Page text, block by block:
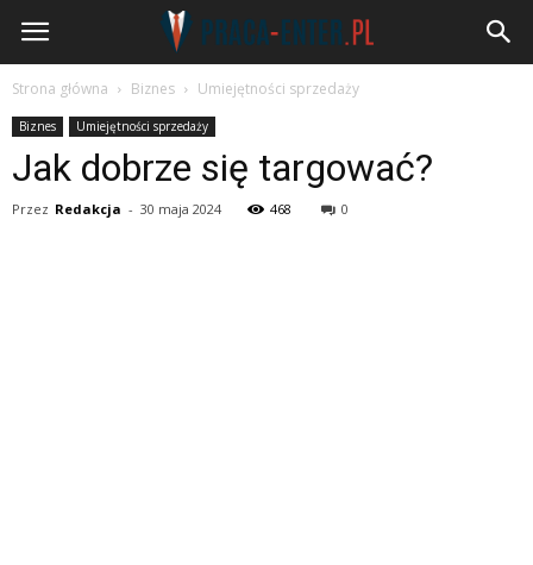
Praca-
Enter.pl
Strona główna Biznes Umiejętności sprzedaży
Biznes Umiejętności sprzedaży
Jak dobrze się targować?
Przez Redakcja - 30 maja 2024 468 0